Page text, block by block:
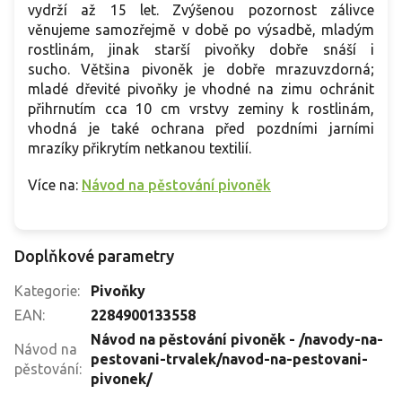
vydrží až 15 let. Zvýšenou pozornost zálivce
věnujeme samozřejmě v době po výsadbě, mladým
rostlinám, jinak starší pivoňky dobře snáší i
sucho. Většina pivoněk je dobře mrazuvzdorná;
mladé dřevité pivoňky je vhodné na zimu ochránit
přihrnutím cca 10 cm vrstvy zeminy k rostlinám,
vhodná je také ochrana před pozdními jarními
mrazíky přikrytím netkanou textilií.
Více na: Návod na pěstování pivoněk
Doplňkové parametry
Kategorie:
Pivoňky
EAN: 2284900133558
Návod na
pěstování:
Návod na pěstování pivoněk - /navody-na-
pestovani-trvalek/navod-na-pestovani-
pivonek/